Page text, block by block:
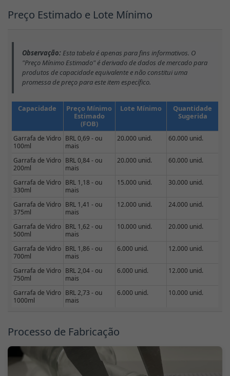
Preço Estimado e Lote Mínimo
Observação:Esta tabela é apenas para fins informativos. O
"Preço Mínimo Estimado" é derivado de dados de mercado para
produtos de capacidade equivalente e não constitui uma
promessa de preço para este item específico.
Capacidade
Preço Mínimo
Estimado
(FOB)
Lote Mínimo
Quantidade
Sugerida
Garrafa de Vidro
100ml
BRL 0,69 - ou
mais
20.000 unid. 60.000 unid.
Garrafa de Vidro
200ml
BRL 0,84 - ou
mais
20.000 unid. 60.000 unid.
Garrafa de Vidro
330ml
BRL 1,18 - ou
mais
15.000 unid. 30.000 unid.
Garrafa de Vidro
375ml
BRL 1,41 - ou
mais
12.000 unid. 24.000 unid.
Garrafa de Vidro
500ml
BRL 1,62 - ou
mais
10.000 unid. 20.000 unid.
Garrafa de Vidro
700ml
BRL 1,86 - ou
mais
6.000 unid. 12.000 unid.
Garrafa de Vidro
750ml
BRL 2,04 - ou
mais
6.000 unid. 12.000 unid.
Garrafa de Vidro
1000ml
BRL 2,73 - ou
mais
6.000 unid. 10.000 unid.
Processo de Fabricação